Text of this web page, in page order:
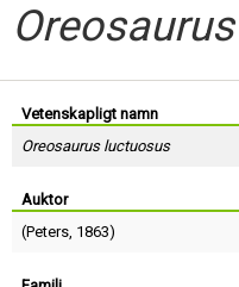
Vetenskapligt namn
Oreosaurus luctuosus
Auktor
(Peters, 1863)
Lösenord:
Terms of Service